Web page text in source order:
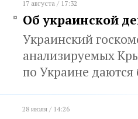
17 августа / 17:32
Об украинской
Украинский
анализируемых
по Украине даются
28 июля / 14:26